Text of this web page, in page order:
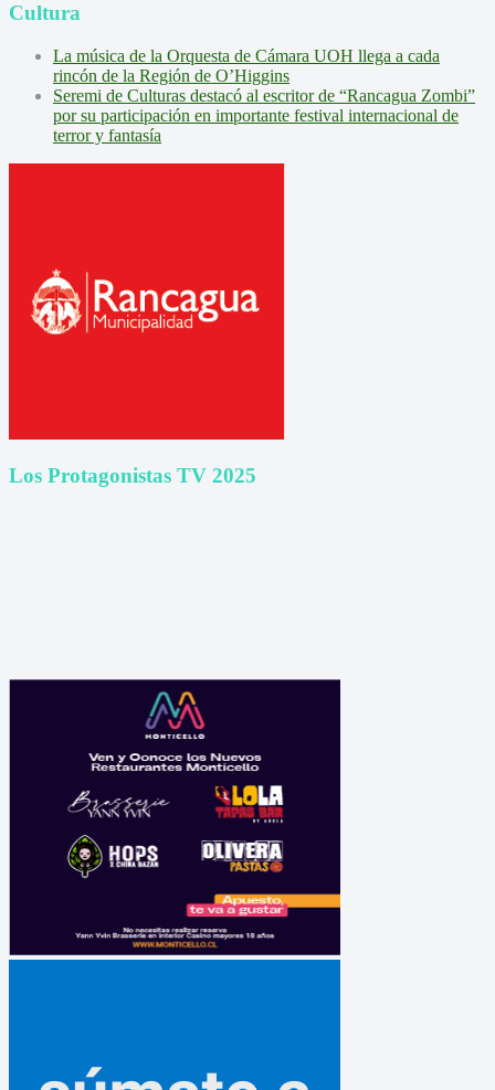
Cultura
La música de la Orquesta de Cámara UOH llega a cada
rincón de la Región de O’Higgins
Seremi de Culturas destacó al escritor de “Rancagua Zombi”
por su participación en importante festival internacional de
terror y fantasía
Los Protagonistas TV 2025